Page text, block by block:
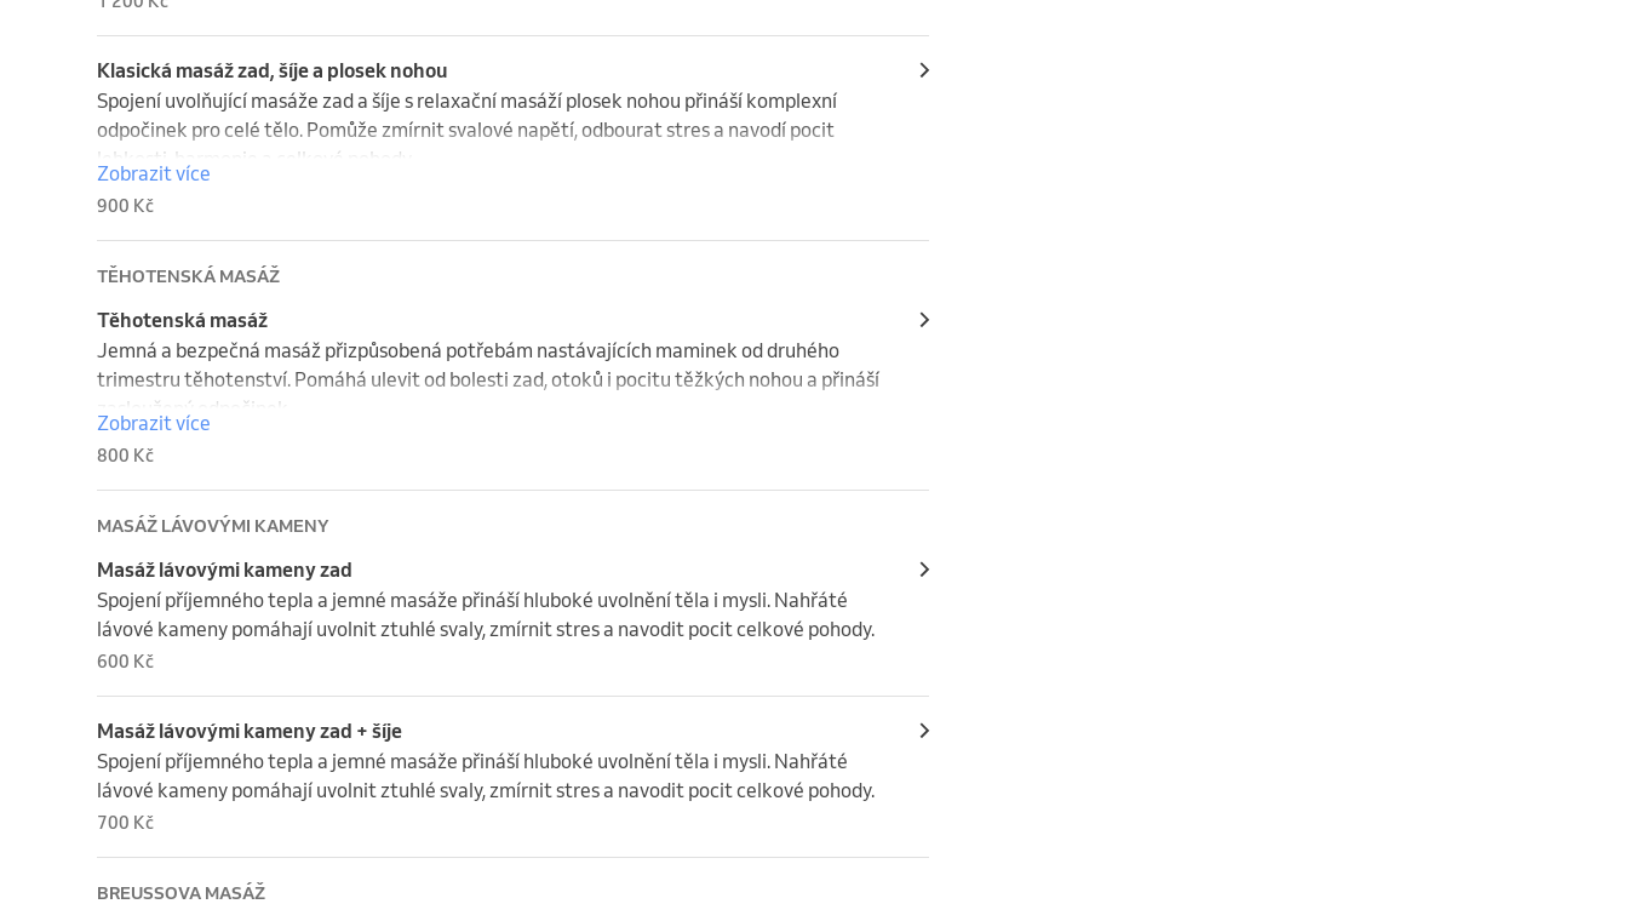
Klasická masáž zad, šíje a plosek nohou
Spojení uvolňující masáže zad a šíje s relaxační masáží plosek nohou přináší komplexní
odpočinek pro celé tělo. Pomůže zmírnit svalové napětí, odbourat stres a navodí pocit
lehkosti, harmonie a celkové pohody.
Zobrazit více
900 Kč
TĚHOTENSKÁ MASÁŽ
Těhotenská masáž
Jemná a bezpečná masáž přizpůsobená potřebám nastávajících maminek od druhého
trimestru těhotenství. Pomáhá ulevit od bolesti zad, otoků i pocitu těžkých nohou a přináší
zasloužený odpočinek.
Těhotenská masáž probíhá v leže na boku s vypodložením hlavy, bříška a dolních končetin.
Zobrazit více
800 Kč
MASÁŽ LÁVOVÝMI KAMENY
Masáž lávovými kameny zad
Spojení příjemného tepla a jemné masáže přináší hluboké uvolnění těla i mysli. Nahřáté
lávové kameny pomáhají uvolnit ztuhlé svaly, zmírnit stres a navodit pocit celkové pohody.
600 Kč
Masáž lávovými kameny zad + šíje
Spojení příjemného tepla a jemné masáže přináší hluboké uvolnění těla i mysli. Nahřáté
lávové kameny pomáhají uvolnit ztuhlé svaly, zmírnit stres a navodit pocit celkové pohody.
700 Kč
BREUSSOVA MASÁŽ